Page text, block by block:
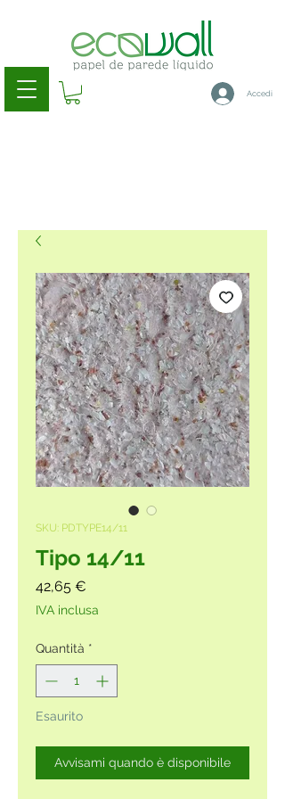
Accedi
SKU: PDTYPE14/11
Tipo 14/11
42,65 €
IVA inclusa
Quantità *
Esaurito
Avvisami quando è disponibile